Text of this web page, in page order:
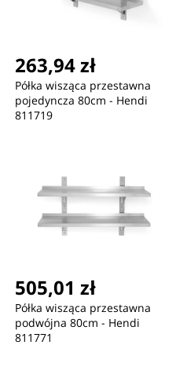
263,94 zł
Półka wisząca przestawna
pojedyncza 80cm - Hendi
811719
505,01 zł
Półka wisząca przestawna
podwójna 80cm - Hendi
811771